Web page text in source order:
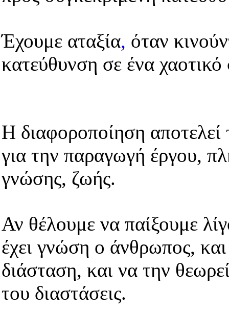
Έχουμε αταξία, όταν
κατεύθυνση σε ένα
Η διαφοροποίηση
για την παραγωγή έργου,
γνώσης, ζωής.
Αν θέλουμε να παίξουμε
έχει γνώση ο άνθρωπος,
διάσταση, και να την
του διαστάσεις.